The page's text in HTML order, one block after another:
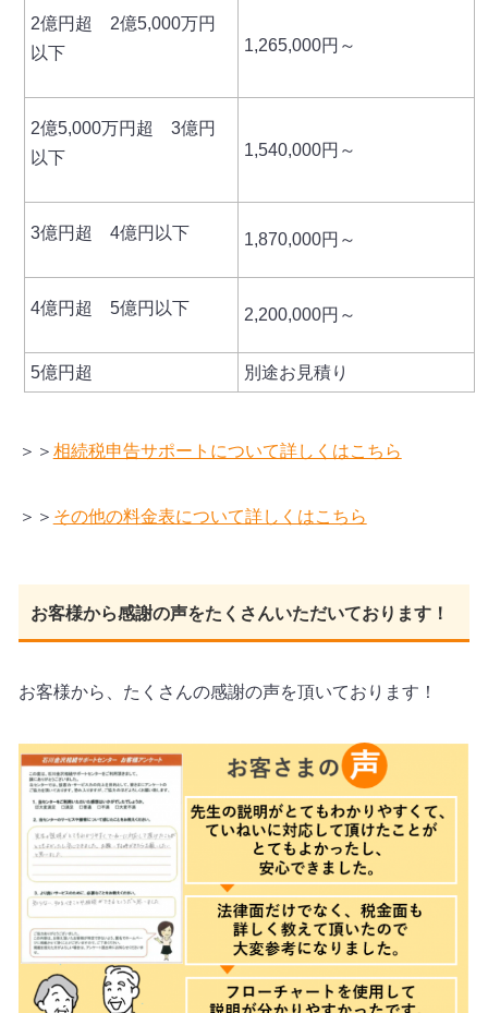
2億円超 2億5,000万円
以下
1,265,000円～
2億5,000万円超 3億円
以下
1,540,000円～
3億円超 4億円以下 1,870,000円～
4億円超 5億円以下 2,200,000円～
5億円超 別途お見積り
＞＞ 相続税申告サポートについて詳しくはこちら
＞＞ その他の料金表について詳しくはこちら
お客様から感謝の声をたくさんいただいております！
お客様から、たくさんの感謝の声を頂いております！